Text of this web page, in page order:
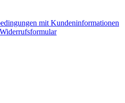
mit Kundeninformationen